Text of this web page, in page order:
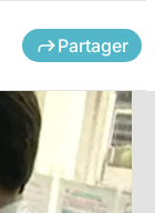
Partager